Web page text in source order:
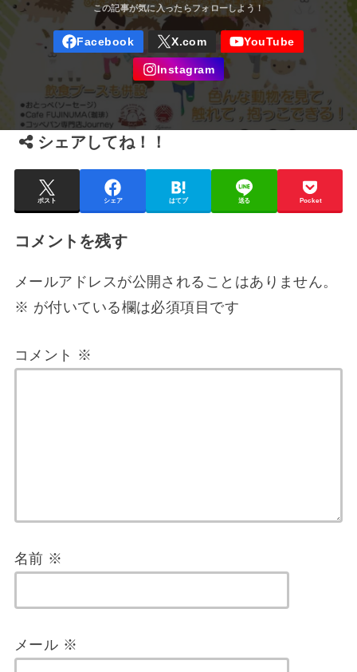
シェアしてね！！
ポスト シェア はてブ 送る Pocket
コメントを残す
メールアドレスが公開されることはありません。
※ が付いている欄は必須項目です
コメント ※
名前 ※
メール ※